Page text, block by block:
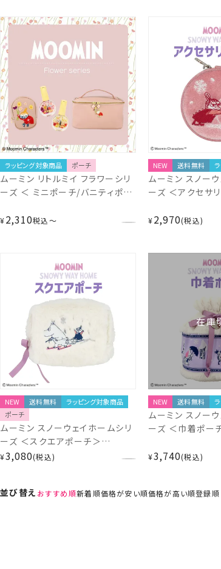
ラッピング対象商品 ポーチ
ムーミン リトルミイ フラワーシリ
ーズ ＜ ミニポーチ/バニティポー
¥2,310税込〜
NEW 送料無料
ムーミン スノー
ーズ ＜アクセサ
¥2,970 税込
NEW 送料無料
ラッピング対象商品
ポーチ
ムーミン スノーウェイホームシリ
ーズ ＜スクエアポーチ＞
MN33174
¥3,080 税込
在庫
NEW 送料無料
ムーミン スノー
ーズ ＜巾着ポー
¥3,740 税込
並び替え おすすめ順新着順価格が安い順価格が高い順登録順